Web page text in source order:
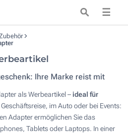
☰
Ihre Marke reist mit
als Werbeartikel – ideal für
im Auto oder bei Events:
Adapter ermöglichen Sie das
Tablets oder Laptops. In einer